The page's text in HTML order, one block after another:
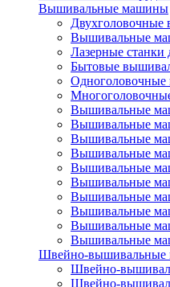
Вышивальные машины
Вышивальные
Лазерные станки
Бытовые
Вышивальные
Вышивальные
Вышивальные
Вышивальные
Вышивальные
Вышивальные
Вышивальные
Вышивальные
Вышивальные
Вышивальные
Швейно-
Швейно-
Швейно-